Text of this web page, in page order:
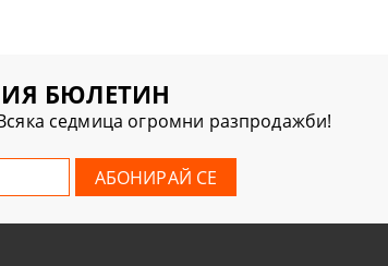
БЮЛЕТИН
седмица огромни разпродажби!